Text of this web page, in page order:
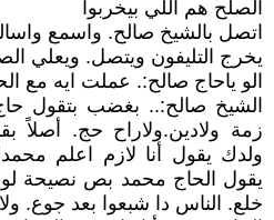
الصلح هم اللي بيخربوا
اتصل بالشيخ صالح. واسمع
يخرج التليفون ويتصل. ويعلي
الو ياحاج صالح:. عملت ايه مع
الشيخ صالح:.. بغضب بتقول
زمة ولادين.ولاراح حج. أصلاً
ولدك يقول أنا لازم اعلم
يقول الحاج محمد بص نصيحة
خلع. الناس دا شبعوا بعد جوع.